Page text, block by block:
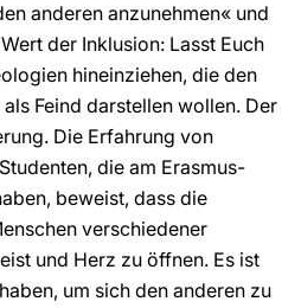
anderen anzunehmen« und
der Inklusion: Lasst Euch
hineinziehen, die den
Feind darstellen wollen. Der
Die Erfahrung von
die am Erasmus-
beweist, dass die
verschiedener
und Herz zu öffnen. Es ist
um sich den anderen zu